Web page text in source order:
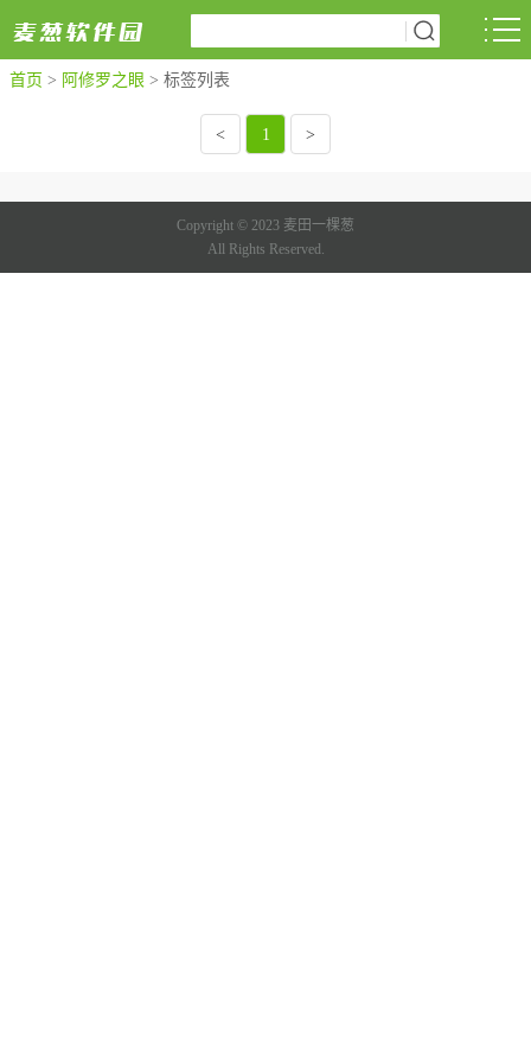
首页 > 阿修罗之眼 > 标签列表
< 1 >
Copyright © 2023 麦田一棵葱
All Rights Reserved.